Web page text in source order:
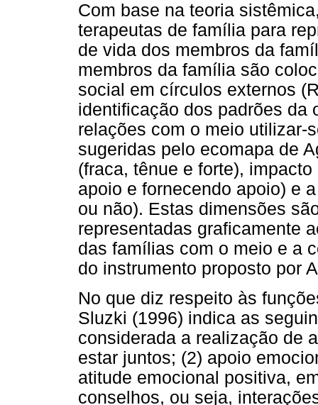
Com base na teoria
terapeutas de família para
de vida dos membros da
membros da família são
social em círculos externos
identificação dos padrões da
relações com o meio utilizar-
sugeridas pelo ecomapa de
(fraca, tênue e forte),
apoio e fornecendo apoio) e
ou não). Estas dimensões
representadas graficamente
das famílias com o meio e a
do instrumento proposto por
No que diz respeito às
Sluzki (1996) indica as
considerada a realização de
estar juntos; (2) apoio
atitude emocional positiva,
conselhos, ou seja,